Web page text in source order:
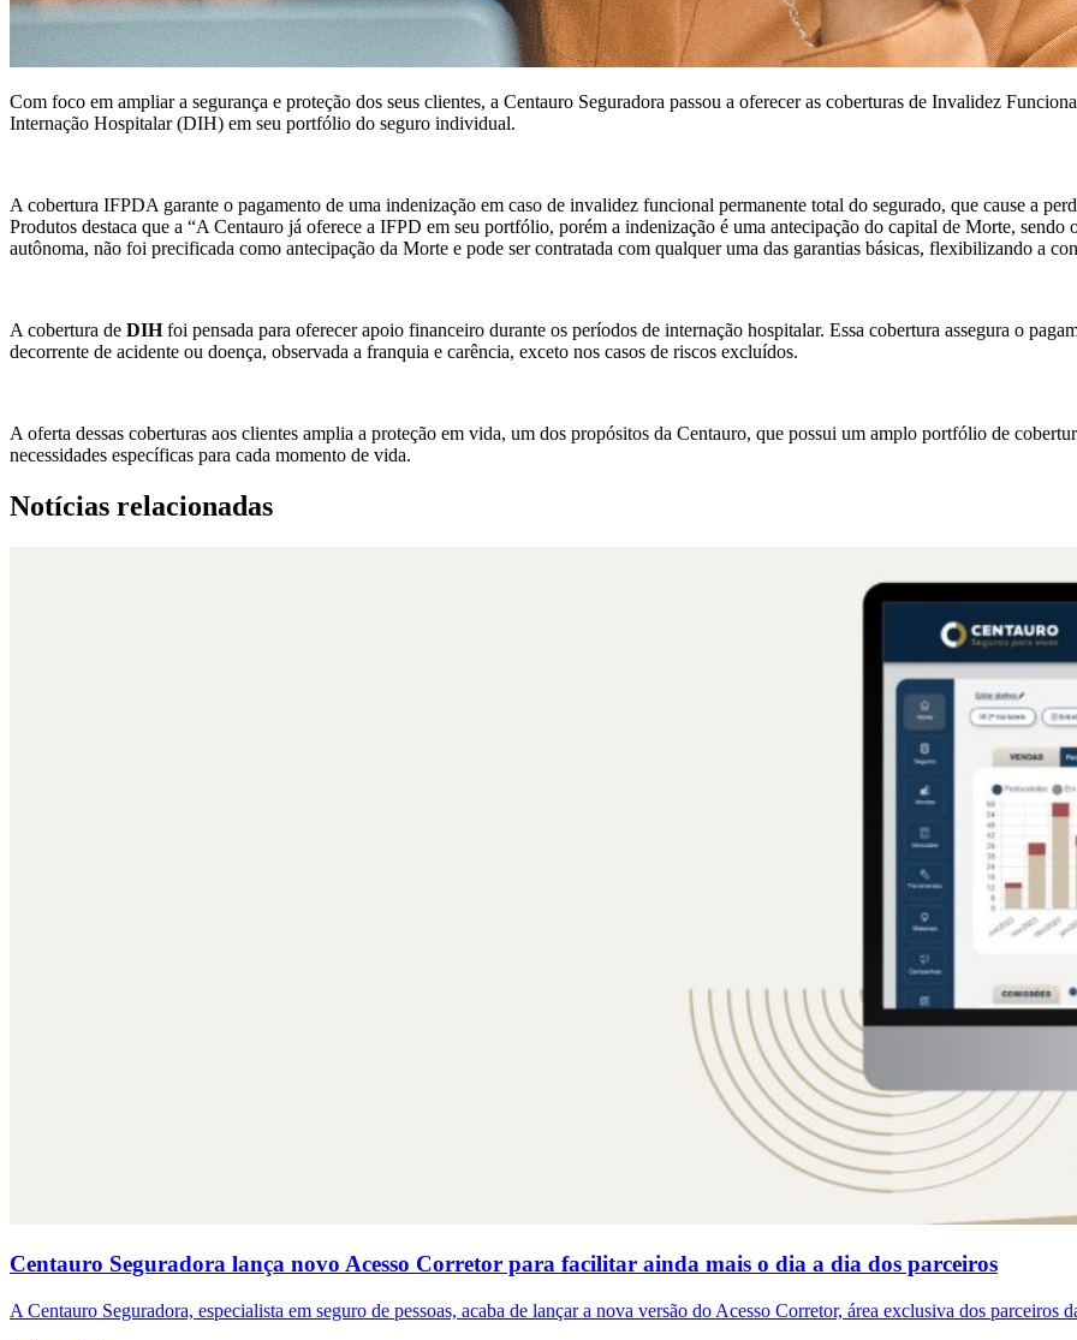
Com foco em ampliar a segurança e proteção dos seus clientes, a Centauro Seguradora passou a oferecer as coberturas de Invalidez
Internação Hospitalar (DIH) em seu portfólio do seguro individual.
A cobertura IFPDA garante o pagamento de uma indenização em caso de invalidez funcional permanente total do segurado, que cause a
Produtos destaca que a “A Centauro já oferece a IFPD em seu portfólio, porém a indenização é uma antecipação do capital de Morte,
autônoma, não foi precificada como antecipação da Morte e pode ser contratada com qualquer uma das garantias básicas, flexibilizando a
A cobertura de DIHfoi pensada para oferecer apoio financeiro durante os períodos de internação hospitalar. Essa cobertura assegura o
decorrente de acidente ou doença, observada a franquia e carência, exceto nos casos de riscos excluídos.
A oferta dessas coberturas aos clientes amplia a proteção em vida, um dos propósitos da Centauro, que possui um amplo portfólio de
necessidades específicas para cada momento de vida.
Notícias relacionadas
Centauro Seguradora lança novo Acesso Corretor para facilitar ainda mais o dia a dia dos parceiros
A Centauro Seguradora, especialista em seguro de pessoas, acaba de lançar a nova versão do Acesso Corretor, área exclusiva dos parceiros